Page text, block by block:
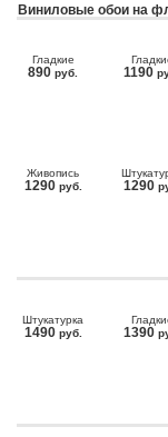
Виниловые обои на
Гладкие
890 руб. 1190
Живопись
1290 руб. 1290
Штукатурка
1490 руб. 1390